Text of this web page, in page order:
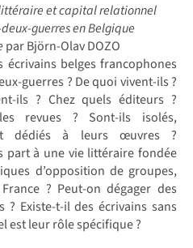
et capital relationnel
guerres en Belgique
par Björn-Olav DOZO
écrivains belges francophones
guerres ? De quoi vivent-ils ?
ils ? Chez quels éditeurs ?
revues ? Sont-ils isolés,
dédiés à leurs œuvres ?
part à une vie littéraire fondée
d’opposition de groupes,
? Peut-on dégager des
? Existe-t-il des écrivains sans
est leur rôle spécifique ?